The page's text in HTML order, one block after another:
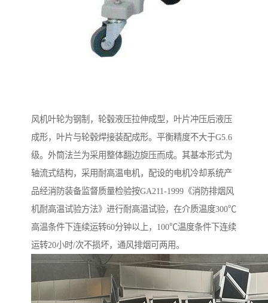
风机叶轮为钢制，轮毂液压拉伸成型，叶片冲压后液压
成形，叶片与轮毂焊接装配成形。平衡精度不大于G5.6
级。外筒法兰为采用整体翻边旋压而成。其基本形式为
轴流式结构，采用耐高温电机，配设的电机冷却系统产
品经消防装备监督质量检验按GA211-1999《消防排烟风
机耐高温试验方法》进行耐高温试验，在介质温度300℃
高温条件下连续运转60分钟以上，100℃温度条件下连续
运转20小时/次不损坏，通风排烟可两用。